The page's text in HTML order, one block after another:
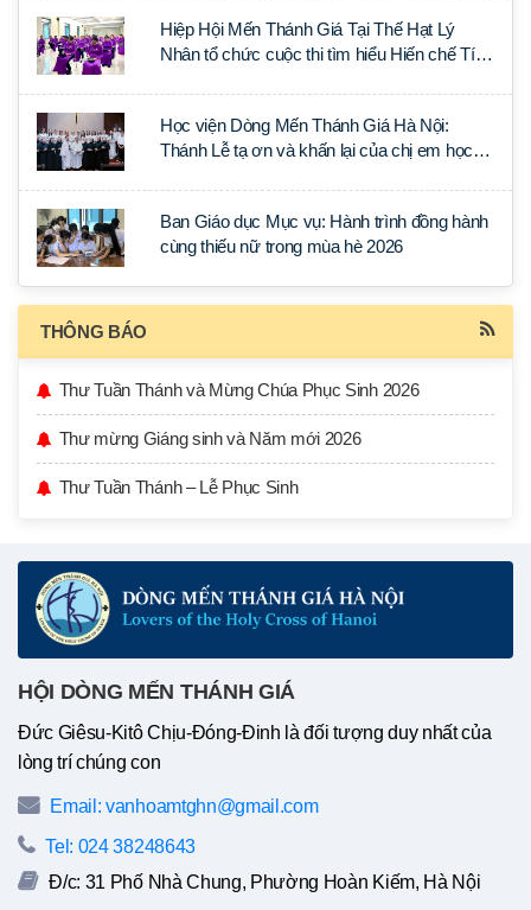
Hiệp Hội Mến Thánh Giá Tại Thế Hạt Lý
Nhân tổ chức cuộc thi tìm hiểu Hiến chế Tín
Học viện Dòng Mến Thánh Giá Hà Nội:
Thánh Lễ tạ ơn và khấn lại của chị em học
Ban Giáo dục Mục vụ: Hành trình đồng hành
cùng thiếu nữ trong mùa hè 2026
THÔNG BÁO
Thư Tuần Thánh và Mừng Chúa Phục Sinh 2026
Thư mừng Giáng sinh và Năm mới 2026
Thư Tuần Thánh – Lễ Phục Sinh
HỘI DÒNG MẾN THÁNH GIÁ
Đức Giêsu-Kitô Chịu-Đóng-Đinh là đối tượng duy nhất của
lòng trí chúng con
Email: vanhoamtghn@gmail.com
Tel: 024 38248643
Đ/c: 31 Phố Nhà Chung, Phường Hoàn Kiếm, Hà Nội